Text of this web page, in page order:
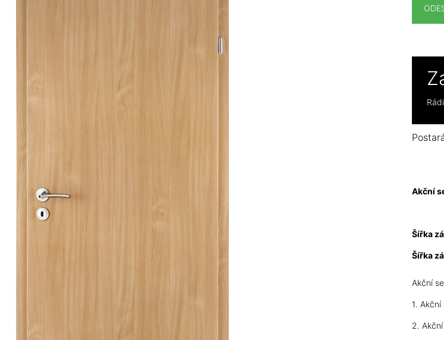
Akční
Šířka
Šířka
Akční
1.
2.